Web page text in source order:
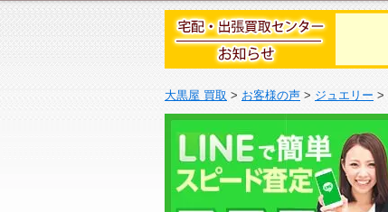
大黒屋 買取 > お客様の声 > ジュエリー >